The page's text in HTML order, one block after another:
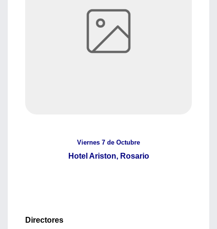
Viernes 7 de Octubre
Hotel Ariston, Rosario
Directores